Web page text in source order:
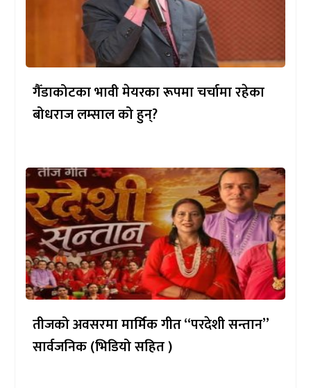
गैँडाकोटका भावी मेयरका रूपमा चर्चामा रहेका
बोधराज लम्साल को हुन्?
तीजको अवसरमा मार्मिक गीत “परदेशी सन्तान”
सार्वजनिक (भिडियो सहित )